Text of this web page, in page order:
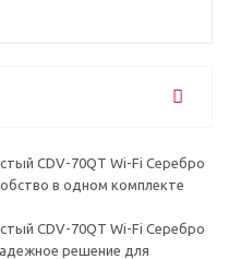
CDV-70QT Wi-Fi Серебро
в одном комплекте
CDV-70QT Wi-Fi Серебро
решение для